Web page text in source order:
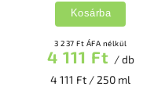
3 237 Ft ÁFA nélkül
4 111 Ft / db
4 111 Ft / 250 ml
Kosárba